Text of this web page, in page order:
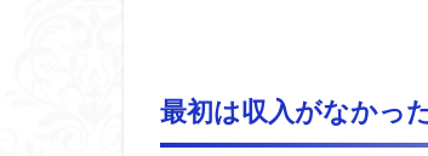
最初は収入がなかっ